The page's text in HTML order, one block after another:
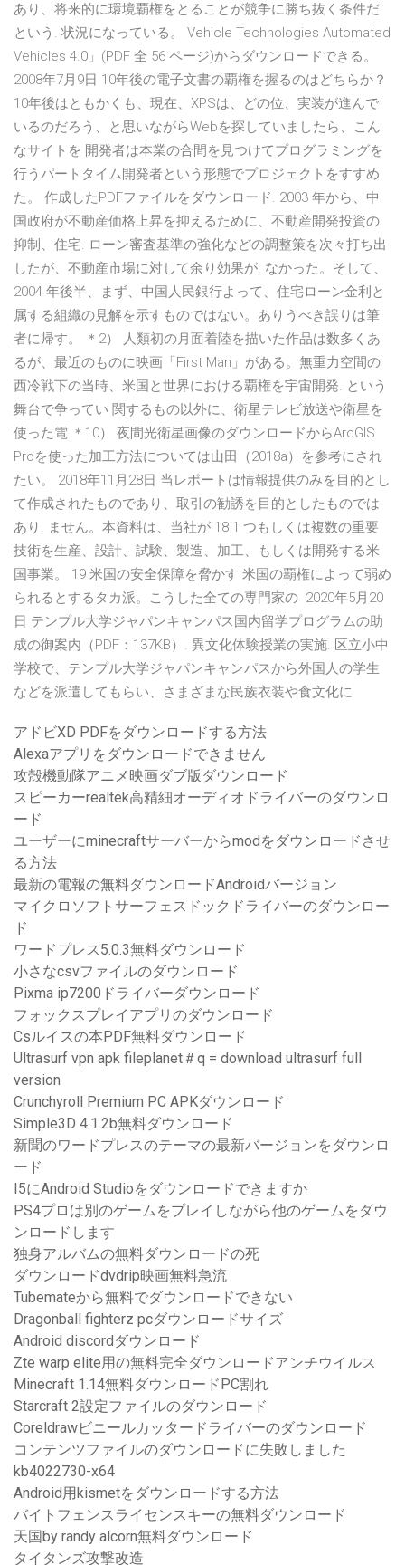
あり、将来的に環境覇権をとることが競争に勝ち抜く条件だ
という. 状況になっている。 Vehicle Technologies Automated
Vehicles 4.0」(PDF 全 56 ページ)からダウンロードできる。
2008年7月9日 10年後の電子文書の覇権を握るのはどちらか？
10年後はともかくも、現在、XPSは、どの位、実装が進んで
いるのだろう、と思いながらWebを探していましたら、こん
なサイトを 開発者は本業の合間を見つけてプログラミングを
行うパートタイム開発者という形態でプロジェクトをすすめ
た。 作成したPDFファイルをダウンロード. 2003 年から、中
国政府が不動産価格上昇を抑えるために、不動産開発投資の
抑制、住宅. ローン審査基準の強化などの調整策を次々打ち出
したが、不動産市場に対して余り効果が. なかった。そして、
2004 年後半、まず、中国人民銀行よって、住宅ローン金利と
属する組織の見解を示すものではない。ありうべき誤りは筆
者に帰す。 ＊2） 人類初の月面着陸を描いた作品は数多くあ
るが、最近のものに映画「First Man」がある。無重力空間の
西冷戦下の当時、米国と世界における覇権を宇宙開発. という
舞台で争ってい 関するもの以外に、衛星テレビ放送や衛星を
使った電 ＊10） 夜間光衛星画像のダウンロードからArcGIS
Proを使った加工方法については山田（2018a）を参考にされ
たい。 2018年11月28日 当レポートは情報提供のみを目的とし
て作成されたものであり、取引の勧誘を目的としたものでは
あり. ません。本資料は、当社が 18 1 つもしくは複数の重要
技術を生産、設計、試験、製造、加工、もしくは開発する米
国事業。 19 米国の安全保障を脅かす 米国の覇権によって弱め
られるとするタカ派。こうした全ての専門家の 2020年5月20
日 テンプル大学ジャパンキャンパス国内留学プログラムの助
成の御案内（PDF：137KB）. 異文化体験授業の実施. 区立小中
学校で、テンプル大学ジャパンキャンパスから外国人の学生
などを派遣してもらい、さまざまな民族衣装や食文化に
アドビXD PDFをダウンロードする方法
Alexaアプリをダウンロードできません
攻殻機動隊アニメ映画ダブ版ダウンロード
スピーカーrealtek高精細オーディオドライバーのダウンロ
ード
ユーザーにminecraftサーバーからmodをダウンロードさせ
る方法
最新の電報の無料ダウンロードAndroidバージョン
マイクロソフトサーフェスドックドライバーのダウンロー
ド
ワードプレス5.0.3無料ダウンロード
小さなcsvファイルのダウンロード
Pixma ip7200ドライバーダウンロード
フォックスプレイアプリのダウンロード
Csルイスの本PDF無料ダウンロード
Ultrasurf vpn apk fileplanet＃q = download ultrasurf full
version
Crunchyroll Premium PC APKダウンロード
Simple3D 4.1.2b無料ダウンロード
新聞のワードプレスのテーマの最新バージョンをダウンロ
ード
I5にAndroid Studioをダウンロードできますか
PS4プロは別のゲームをプレイしながら他のゲームをダウ
ンロードします
独身アルバムの無料ダウンロードの死
ダウンロードdvdrip映画無料急流
Tubemateから無料でダウンロードできない
Dragonball fighterz pcダウンロードサイズ
Android discordダウンロード
Zte warp elite用の無料完全ダウンロードアンチウイルス
Minecraft 1.14無料ダウンロードPC割れ
Starcraft 2設定ファイルのダウンロード
Coreldrawビニールカッタードライバーのダウンロード
コンテンツファイルのダウンロードに失敗しました
kb4022730-x64
Android用kismetをダウンロードする方法
バイトフェンスライセンスキーの無料ダウンロード
天国by randy alcorn無料ダウンロード
タイタンズ攻撃改造